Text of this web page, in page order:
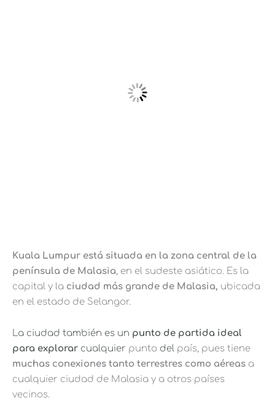
Kuala Lumpur está situada en la zona central de la
península de Malasia, en el sudeste asiático. Es la
capital y la ciudad más grande de Malasia, ubicada
en el estado de Selangor.
La ciudad también es un punto de partida ideal
para explorar cualquier punto del país, pues tiene
muchas conexiones tanto terrestres como aéreas a
cualquier ciudad de Malasia y a otros países
vecinos.